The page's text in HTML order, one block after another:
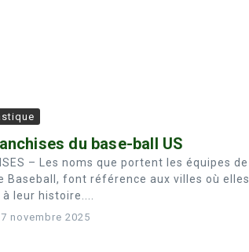
du base-ball US
– Les noms que portent les équipes de
Baseball, font référence aux villes où elles
leur histoire....
7 novembre 2025